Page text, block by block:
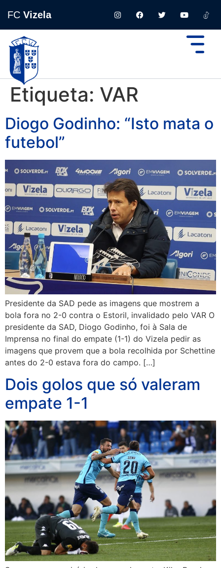
FC Vizela
Etiqueta: VAR
Diogo Godinho: “Isto mata o
futebol”
Presidente da SAD pede as imagens que mostrem a
bola fora no 2-0 contra o Estoril, invalidado pelo VAR O
presidente da SAD, Diogo Godinho, foi à Sala de
Imprensa no final do empate (1-1) do Vizela pedir as
imagens que provem que a bola recolhida por Schettine
antes do 2-0 estava fora do campo. […]
Dois golos que só valeram
empate 1-1